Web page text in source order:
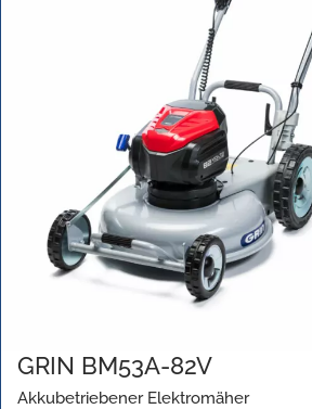
GRIN BM53A-82V
Akkubetriebener Elektromäher